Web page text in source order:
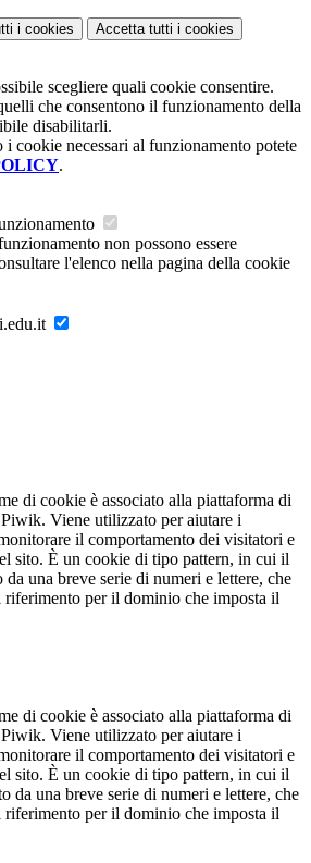
i cookies Accetta tutti i cookies
scegliere quali cookie consentire.
che consentono il funzionamento della
disabilitarli.
i cookie necessari al funzionamento potete
.
non possono essere
l'elenco nella pagina della cookie
di cookie è associato alla piattaforma di
Viene utilizzato per aiutare i
il comportamento dei visitatori e
sito. È un cookie di tipo pattern, in cui il
una breve serie di numeri e lettere, che
riferimento per il dominio che imposta il
di cookie è associato alla piattaforma di
Viene utilizzato per aiutare i
il comportamento dei visitatori e
sito. È un cookie di tipo pattern, in cui il
da una breve serie di numeri e lettere, che
riferimento per il dominio che imposta il